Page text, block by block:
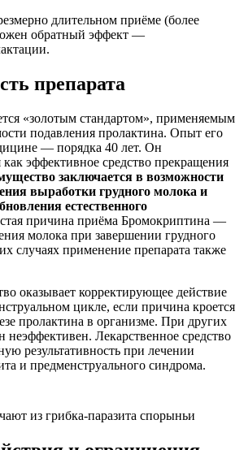
длительном приёме (более
обратный эффект —
препарата
«золотым стандартом», применяемым
подавления пролактина. Опыт его
— порядка 40 лет. Он
как эффективное средство прекращения
заключается в возможности
выработки грудного молока и
естественного
причина приёма Бромокриптина —
молока при завершении грудного
случаях применение препарата также
оказывает корректирующее действие
цикле, если причина кроется
пролактина в организме. При других
неэффективен. Лекарственное средство
результативность при лечении
и предменструального синдрома.
из грибка-паразита спорыньи